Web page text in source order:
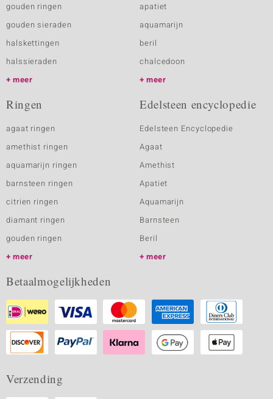
gouden ringen
gouden sieraden
halskettingen
halssieraden
meer
apatiet
aquamarijn
beril
chalcedoon
meer
Ringen
agaat ringen
amethist ringen
aquamarijn ringen
barnsteen ringen
citrien ringen
diamant ringen
gouden ringen
meer
Edelsteen encyclopedie
Edelsteen Encyclopedie
Agaat
Amethist
Apatiet
Aquamarijn
Barnsteen
Beril
meer
Betaalmogelijkheden
Verzending